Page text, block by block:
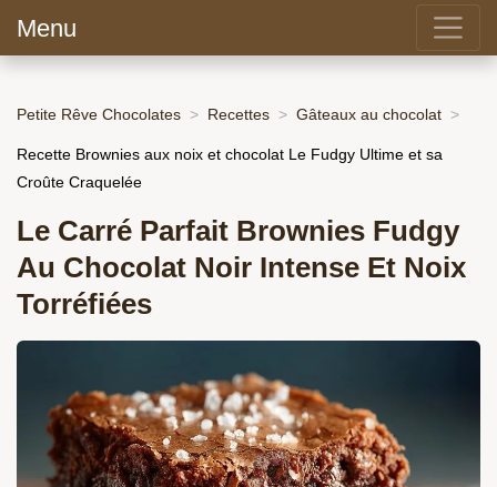
Menu
Petite Rêve Chocolates Recettes Gâteaux au chocolat
Recette Brownies aux noix et chocolat Le Fudgy Ultime et sa
Croûte Craquelée
Le Carré Parfait Brownies Fudgy
Au Chocolat Noir Intense Et Noix
Torréfiées